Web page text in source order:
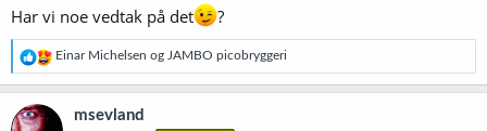
Har vi noe vedtak på det ?
R
e
a
Einar Michelsen og JAMBO picobryggeri
msevland